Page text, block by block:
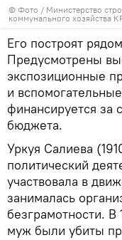
© Фото / Министерство
коммунального хозяйства
Его построят
Предусмотрены
экспозиционные
и
финансируется за
бюджета.
Уркуя Салиева
политический
участвовала в
занималась
безграмотности. В
муж были убиты